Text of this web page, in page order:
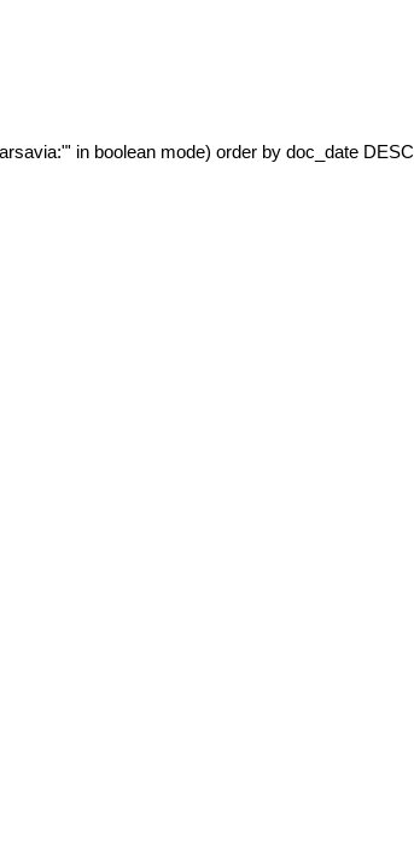
in boolean mode) order by doc_date DESC